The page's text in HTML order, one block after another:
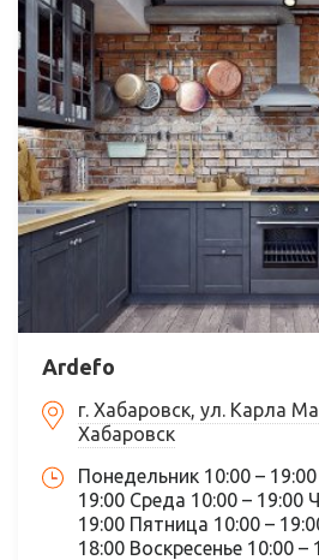
Ardefo
г. Хабаровск, ул. Карла
Хабаровск
Понедельник 10:00 –
19:00 Среда 10:00 – 19:00
19:00 Пятница 10:00 –
18:00 Воскресенье 10:00 –